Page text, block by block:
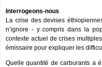
Interrogeons-nous
La crise des devises
n’ignore - y compris dans la
contexte actuel de crises
émissaire pour expliquer les
Quelle quantité de carburants a